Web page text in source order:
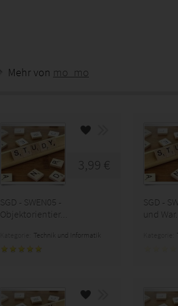
Mehr von mo_mo
3,99 €
SGD - SWEN05 -
Objektorientier...
Technik und Informatik
SGD -
und War...